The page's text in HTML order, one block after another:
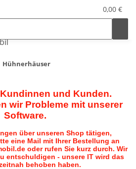
0,00 €
Hühnerhäuser
und Kunden.
wir Probleme mit unserer
Software.
über unseren Shop tätigen,
eine Mail mit Ihrer Bestellung an
oder rufen Sie kurz durch. Wir
entschuldigen - unsere IT wird das
behoben haben.